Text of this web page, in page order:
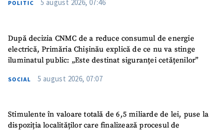
POLITIC 5 august 2026, 07:46
După decizia CNMC de a reduce consumul de energie
electrică, Primăria Chișinău explică de ce nu va stinge
iluminatul public: „Este destinat siguranței cetățenilor”
SOCIAL 5 august 2026, 07:07
Stimulente în valoare totală de 6,5 miliarde de lei, puse la
dispoziția localităților care finalizează procesul de